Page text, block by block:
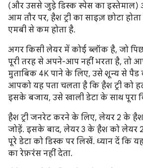
(और उससे जुड़े डिस्क स्पेस का इस्तेमाल)
आम तौर पर, हैश ट्री का साइज़ छोटा
एमबी से कम होता है.
अगर किसी लेयर में कोई ब्लॉक है, जो
पूरी तरह से अपने-आप नहीं भरता है, तो
मुताबिक 4K पाने के लिए, उसे शून्य से पैड
आपको यह पता चलता है कि हैश ट्री को
इसके बजाय, उसे खाली डेटा के साथ पूरा
हैश ट्री जनरेट करने के लिए, लेयर 2 के
जोड़ें. इसके बाद, लेयर 3 के हैश को लेयर
पूरे डेटा को डिस्क पर लिखें. ध्यान दें कि
का रेफ़रंस नहीं देता.